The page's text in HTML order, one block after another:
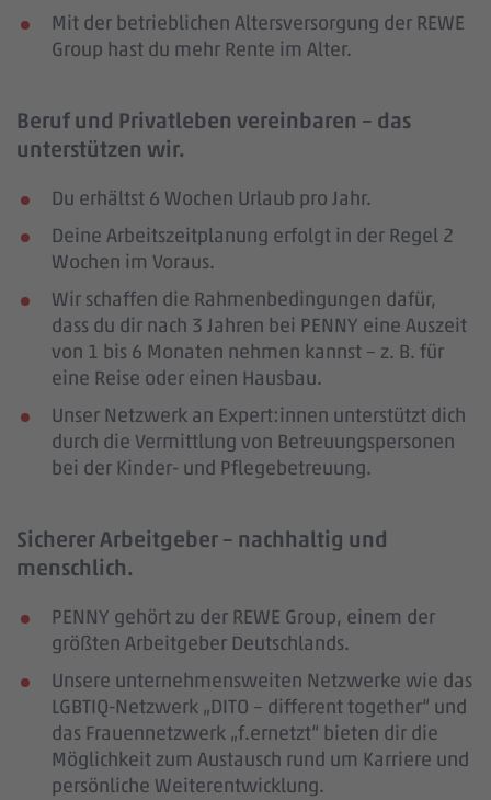
Mit der betrieblichen Altersversorgung der REWE
Group hast du mehr Rente im Alter.
Beruf und Privatleben vereinbaren – das
unterstützen wir.
Du erhältst 6 Wochen Urlaub pro Jahr.
Deine Arbeitszeitplanung erfolgt in der Regel 2
Wochen im Voraus.
Wir schaffen die Rahmenbedingungen dafür,
dass du dir nach 3 Jahren bei PENNY eine Auszeit
von 1 bis 6 Monaten nehmen kannst – z. B. für
eine Reise oder einen Hausbau.
Unser Netzwerk an Expert:innen unterstützt dich
durch die Vermittlung von Betreuungspersonen
bei der Kinder- und Pflegebetreuung.
Sicherer Arbeitgeber – nachhaltig und
menschlich.
PENNY gehört zu der REWE Group, einem der
größten Arbeitgeber Deutschlands.
Unsere unternehmensweiten Netzwerke wie das
LGBTIQ-Netzwerk „DITO – different together“ und
das Frauennetzwerk „f.ernetzt“ bieten dir die
Möglichkeit zum Austausch rund um Karriere und
persönliche Weiterentwicklung.